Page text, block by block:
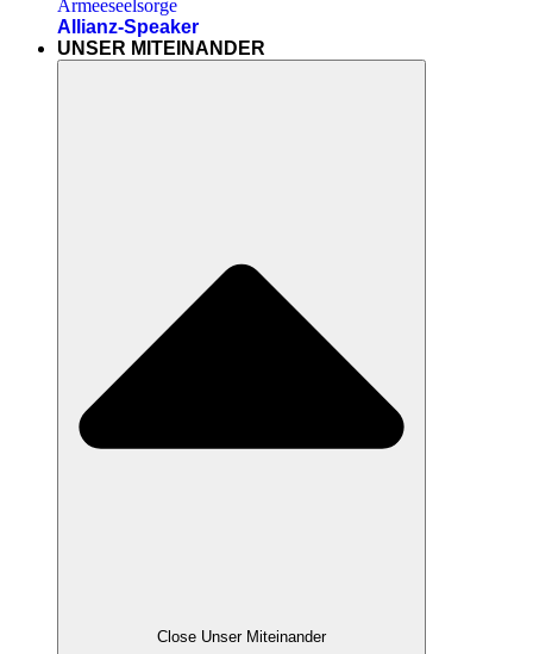
Armeeseelsorge
Allianz-Speaker
UNSER MITEINANDER
Close Unser Miteinander